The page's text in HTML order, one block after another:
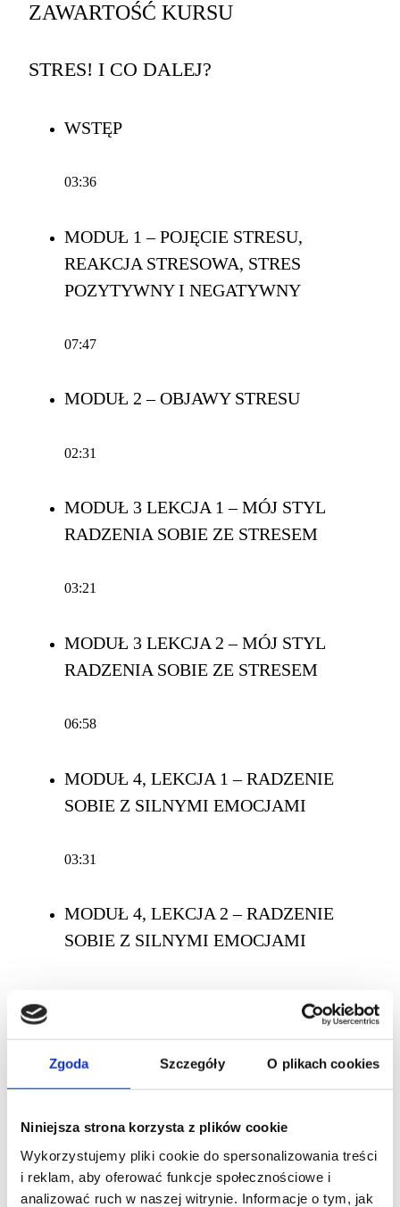
Zgoda Szczegóły O plikach cookies
Niniejsza strona korzysta z plików cookie
Wykorzystujemy pliki cookie do spersonalizowania treści
i reklam, aby oferować funkcje społecznościowe i
analizować ruch w naszej witrynie. Informacje o tym, jak
ZAWARTOŚĆ KURSU
STRES! I CO DALEJ?
WSTĘP
03:36
MODUŁ 1 – POJĘCIE STRESU,
REAKCJA STRESOWA, STRES
POZYTYWNY I NEGATYWNY
07:47
MODUŁ 2 – OBJAWY STRESU
02:31
MODUŁ 3 LEKCJA 1 – MÓJ STYL
RADZENIA SOBIE ZE STRESEM
03:21
MODUŁ 3 LEKCJA 2 – MÓJ STYL
RADZENIA SOBIE ZE STRESEM
06:58
MODUŁ 4, LEKCJA 1 – RADZENIE
SOBIE Z SILNYMI EMOCJAMI
03:31
MODUŁ 4, LEKCJA 2 – RADZENIE
SOBIE Z SILNYMI EMOCJAMI
03:36
MODUŁ 6 – SZYBKIE TECHNIKI